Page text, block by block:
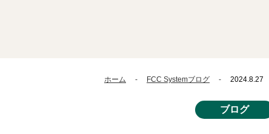
ホーム FCC Systemブログ 2024.8.27
ブログ